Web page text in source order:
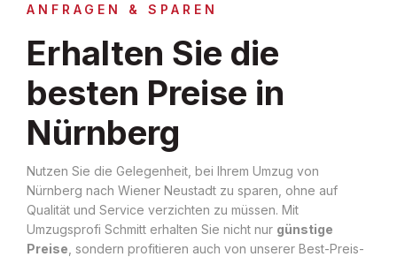
ANFRAGEN & SPAREN
Erhalten Sie die
besten Preise in
Nürnberg
Nutzen Sie die Gelegenheit, bei Ihrem Umzug von
Nürnberg nach Wiener Neustadt zu sparen, ohne auf
Qualität und Service verzichten zu müssen. Mit
Umzugsprofi Schmitt erhalten Sie nicht nur günstige
Preise , sondern profitieren auch von unserer Best-Preis-